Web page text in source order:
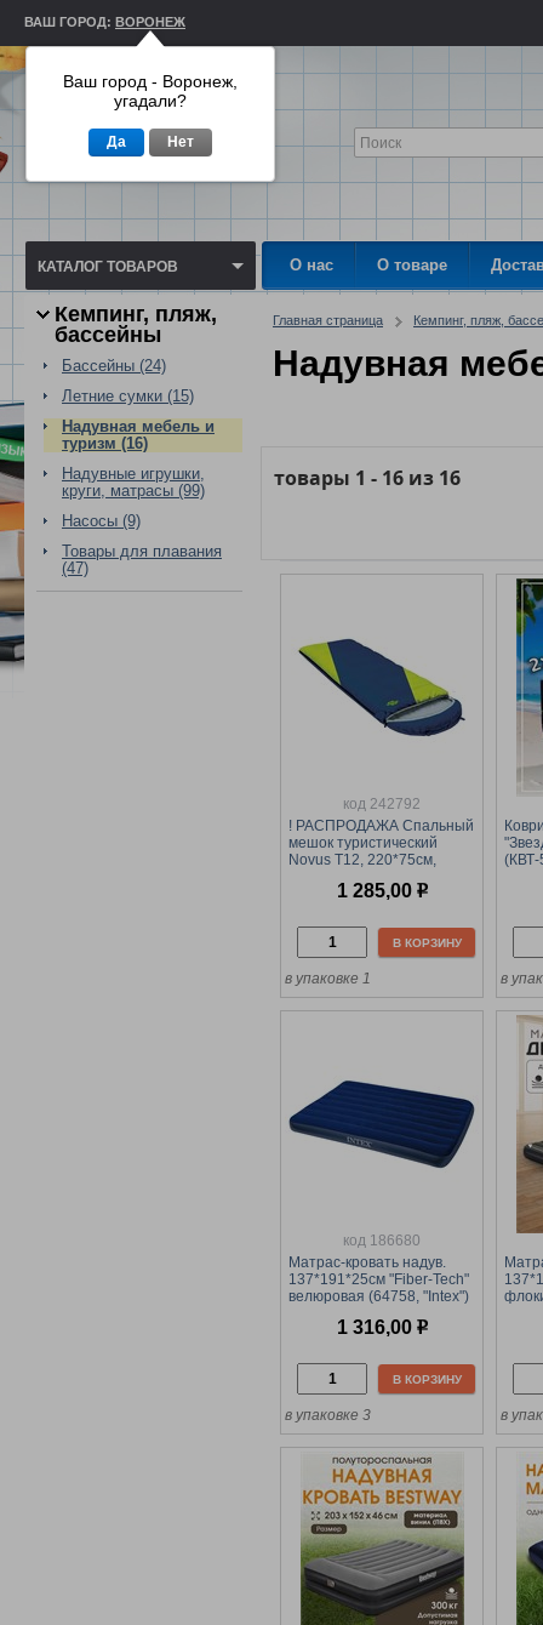
ВАШ ГОРОД: ВОРОНЕЖ
КАТАЛОГ ТОВАРОВ О нас О товаре
Кемпинг, пляж,
бассейны
Бассейны (24)
Летние сумки (15)
Надувная мебель и
туризм (16)
Надувные игрушки,
круги, матрасы (99)
Насосы (9)
Товары для плавания
(47)
Главная страница Кемпинг, пляж,
Надувная
товары 1 - 16 из 16
код 242792
! РАСПРОДАЖА Спальный
мешок туристический
Novus T12, 220*75см,
1 285,00 р
В КОРЗИНУ
в упаковке 1
(КВТ-
в
код 186680
Матрас-кровать надув.
137*191*25см "Fiber-Tech"
велюровая (64758, "Intex")
1 316,00 р
В КОРЗИНУ
в упаковке 3 в
Ваш город - Воронеж,
угадали?
Да Нет